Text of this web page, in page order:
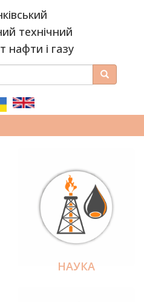
технічний
нафти і газу
Пошук
НАУКА